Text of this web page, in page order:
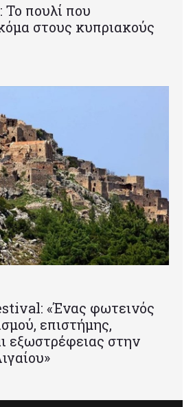
Το πουλί που
στους κυπριακούς
«Ένας φωτεινός
επιστήμης,
εξωστρέφειας στην